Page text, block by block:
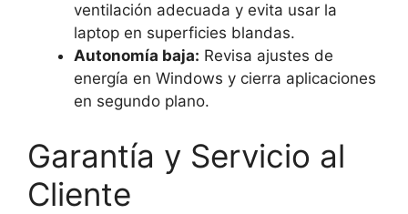
ventilación adecuada y evita usar la
laptop en superficies blandas.
Autonomía baja: Revisa ajustes de
energía en Windows y cierra aplicaciones
en segundo plano.
Garantía y Servicio al
Cliente